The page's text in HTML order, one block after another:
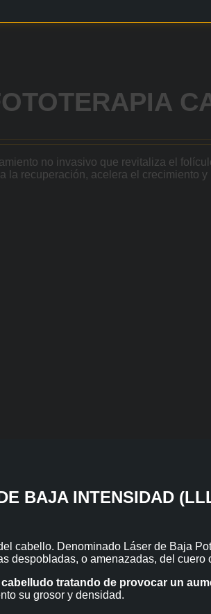
no invasivo que revitaliza el
la recuperación, acelera el crecimiento
BAJA INTENSIDAD
cabello. Denominado Láser de Baja
despobladas, o amenazadas, del cuero
tratando de provocar un
su grosor y densidad.